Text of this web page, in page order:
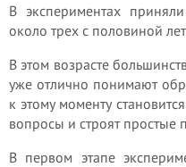
В экспериментах
около трех с половиной
В этом возрасте
уже отлично понимают
к этому моменту
вопросы и строят простые
В первом этапе